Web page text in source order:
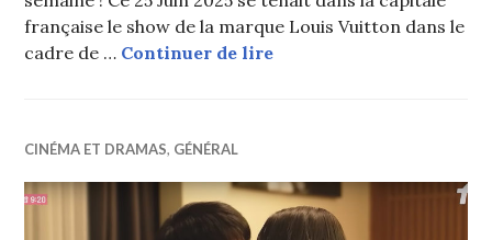
française le show de la marque Louis Vuitton dans le
cadre de … Continuer de lireLes stars au défilé
CINÉMA ET DRAMAS, GÉNÉRAL